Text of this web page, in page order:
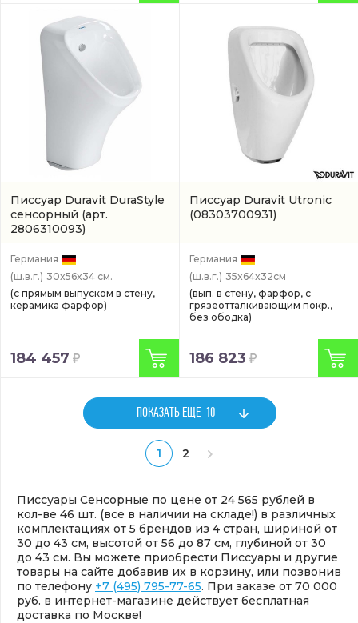
Писсуар Duravit DuraStyle
сенсорный (арт.
2806310093)
Германия
(ш.в.г.) 30x56x34 см.
(с прямым выпуском в стену,
керамика фарфор)
184 457
Писсуар Duravit Utronic
(08303700931)
Германия
(ш.в.г.) 35x64x32см
(вып. в стену, фарфор, с
грязеотталкивающим покр.,
без ободка)
186 823
ПОКАЗАТЬ ЕЩЕ 10
1 2
Писсуары Сенсорные по цене от 24 565 рублей в
кол-ве 46 шт. (все в наличии на складе!) в различных
комплектациях от 5 брендов из 4 стран, шириной от
30 до 43 см, высотой от 56 до 87 см, глубиной от 30
до 43 см. Вы можете приобрести Писсуары и другие
товары на сайте добавив их в корзину, или позвонив
по телефону +7 (495) 795-77-65. При заказе от 70 000
руб. в интернет-магазине действует бесплатная
доставка по Москве!